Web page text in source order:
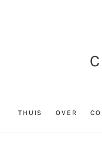
THUIS OVER